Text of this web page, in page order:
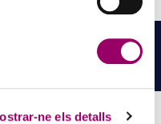
ne els detalls